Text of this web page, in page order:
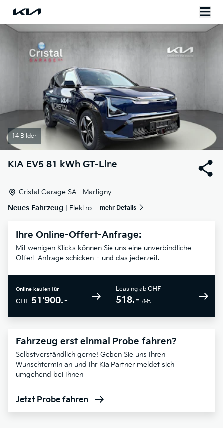
14 Bilder
KIA EV5 81 kWh GT-Line
Cristal Garage SA - Martigny
Neues Fahrzeug | Elektro mehr Details
Ihre Online-Offert-Anfrage:
Mit wenigen Klicks können Sie uns eine unverbindliche
Offert-Anfrage schicken – und das jederzeit.
Online kaufen für
CHF 51'900.–
Leasing ab CHF
518.– /Mt.
Fahrzeug erst einmal Probe fahren?
Selbstverständlich gerne! Geben Sie uns Ihren
Wunschtermin an und Ihr Kia Partner meldet sich
umgehend bei Ihnen
Jetzt Probe fahren